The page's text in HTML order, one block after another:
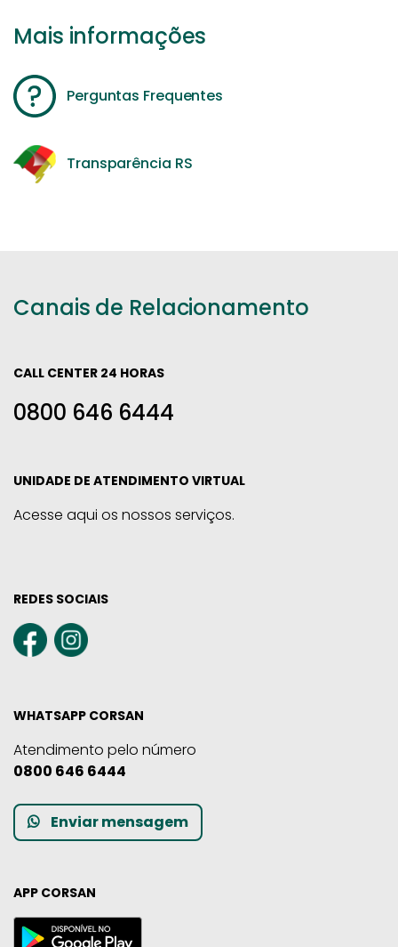
Mais informações
Perguntas Frequentes
Transparência RS
Canais de Relacionamento
CALL CENTER 24 HORAS
0800 646 6444
UNIDADE DE ATENDIMENTO VIRTUAL
Acesse aqui os nossos serviços.
REDES SOCIAIS
WHATSAPP CORSAN
Atendimento pelo número
0800 646 6444
Enviar mensagem
APP CORSAN